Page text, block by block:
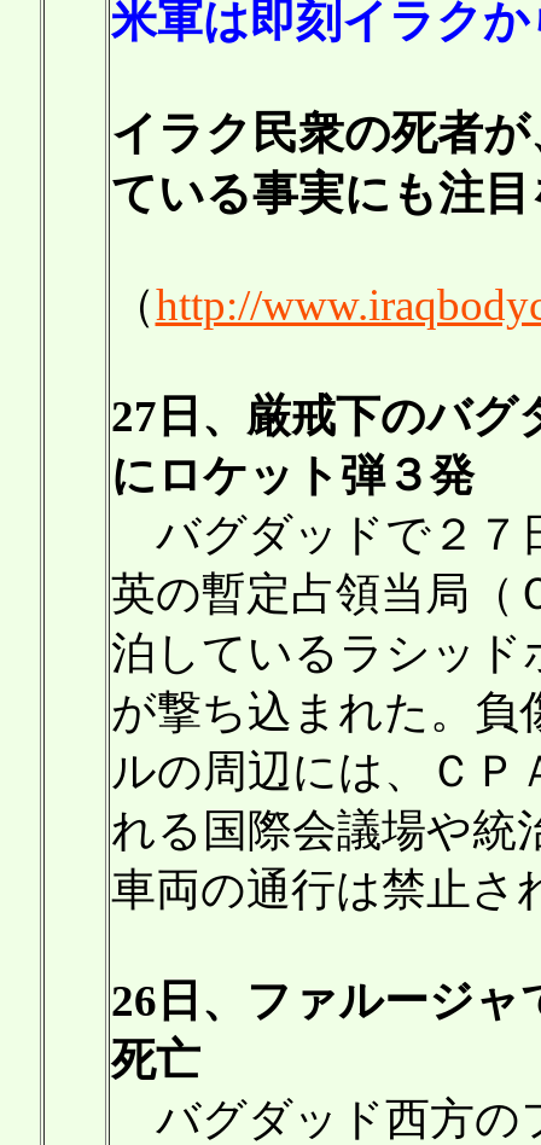
米軍は即刻イラク
イラク民衆の死者
ている事実にも注目
（http://
27日、厳戒下のバグ
にロケット弾３発
バグダッドで２７
英の暫定占領当局（
泊しているラシッド
が撃ち込まれた。負
ルの周辺には、ＣＰ
れる国際会議場や統
車両の通行は禁止さ
26日、ファルージ
死亡
バグダッド西方の